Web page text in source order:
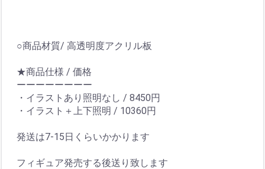
○商品材質/ 高透明度アクリル板
★商品仕様 / 価格
ーーーーーーーー
・イラストあり照明なし / 8450円
・イラスト＋上下照明 / 10360円
発送は7-15日くらいかかります
フィギュア発売する後送り致します